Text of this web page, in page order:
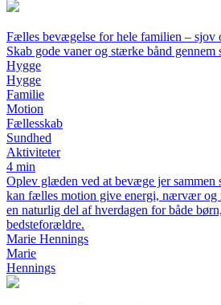
Fælles bevægelse for hele familien – sjov
Skab gode vaner og stærke bånd
Hygge
Hygge
Familie
Motion
Fællesskab
Sundhed
Aktiviteter
4 min
Oplev glæden ved at bevæge jer sammen
kan fælles motion give energi, nærvær og
en naturlig del af hverdagen for både
bedsteforældre.
Marie Hennings
Marie
Hennings